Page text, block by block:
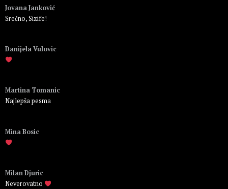
Jovana Janković
Srećno, Sizife!
Danijela Vulovic
Martina Tomanic
Najlepša pesma
Mina Bosic
Milan Djuric
Neverovatno